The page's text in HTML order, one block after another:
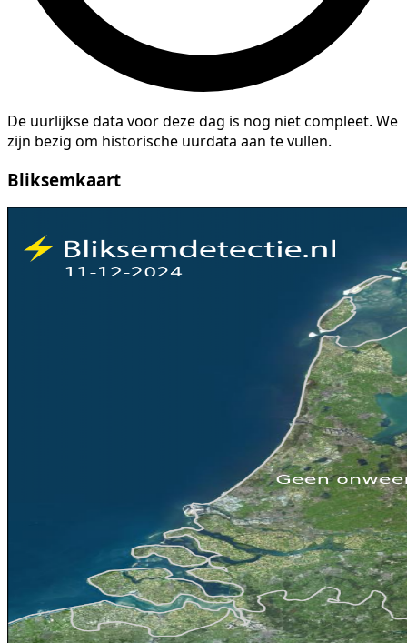
De uurlijkse data voor deze dag is nog niet compleet. We
zijn bezig om historische uurdata aan te vullen.
Bliksemkaart